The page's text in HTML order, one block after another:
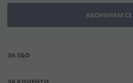
АБОНИРАМ СЕ
ЗА S&D